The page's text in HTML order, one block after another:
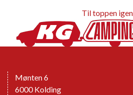
Til toppen igen
Mønten 6
6000 Kolding